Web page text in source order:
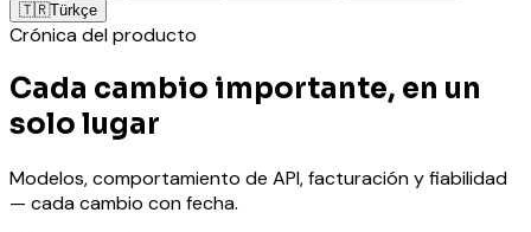
🇹🇷Türkçe
Crónica del producto
Cada cambio importante, en un
solo lugar
Modelos, comportamiento de API, facturación y fiabilidad
— cada cambio con fecha.